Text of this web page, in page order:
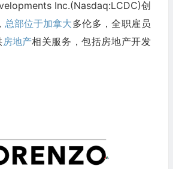
Inc.(Nasdaq:LCDC)创
总部位于加拿大多伦多，全职雇员
房地产相关服务，包括房地产开发